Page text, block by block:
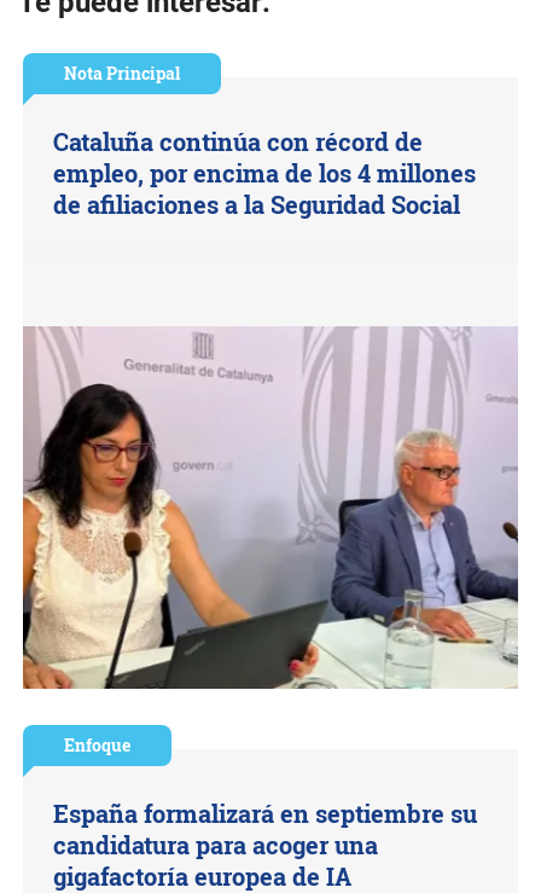
Nota Principal
Cataluña continúa con récord de
empleo, por encima de los 4 millones
de afiliaciones a la Seguridad Social
Enfoque
España formalizará en septiembre su
candidatura para acoger una
gigafactoría europea de IA